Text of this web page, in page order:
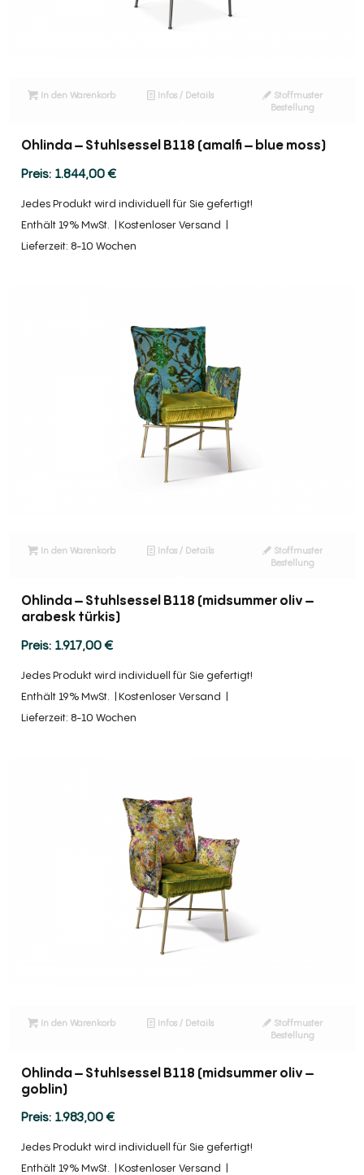
In den Warenkorb Infos / Details
Stoffmuster
Bestellung
Ohlinda – Stuhlsessel B118 (amalfi – blue moss)
1.844,00€
Jedes Produkt wird individuell für Sie gefertigt!
Enthält 19% MwSt.
Kostenloser Versand
Lieferzeit: 8-10 Wochen
In den Warenkorb Infos / Details
Stoffmuster
Bestellung
Ohlinda – Stuhlsessel B118 (midsummer oliv –
arabesk türkis)
1.917,00€
Jedes Produkt wird individuell für Sie gefertigt!
Enthält 19% MwSt.
Kostenloser Versand
Lieferzeit: 8-10 Wochen
In den Warenkorb Infos / Details
Stoffmuster
Bestellung
Ohlinda – Stuhlsessel B118 (midsummer oliv –
goblin)
1.983,00€
Jedes Produkt wird individuell für Sie gefertigt!
Enthält 19% MwSt.
Kostenloser Versand